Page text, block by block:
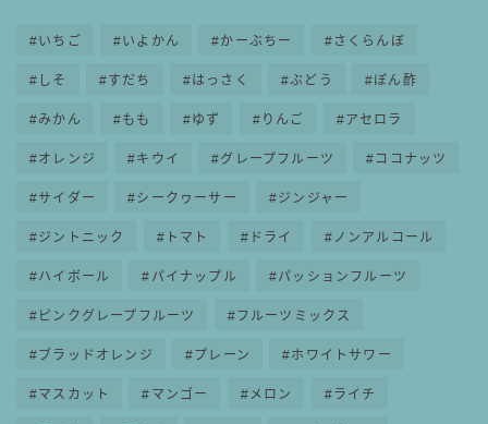
いちご いよかん かーぶちー さくらんぼ
しそ すだち はっさく ぶどう ぽん酢
みかん もも ゆず りんご アセロラ
オレンジ キウイ グレープフルーツ ココナッツ
サイダー シークヮーサー ジンジャー
ジントニック トマト ドライ ノンアルコール
ハイボール パイナップル パッションフルーツ
ピンクグレープフルーツ フルーツミックス
ブラッドオレンジ プレーン ホワイトサワー
マスカット マンゴー メロン ライチ